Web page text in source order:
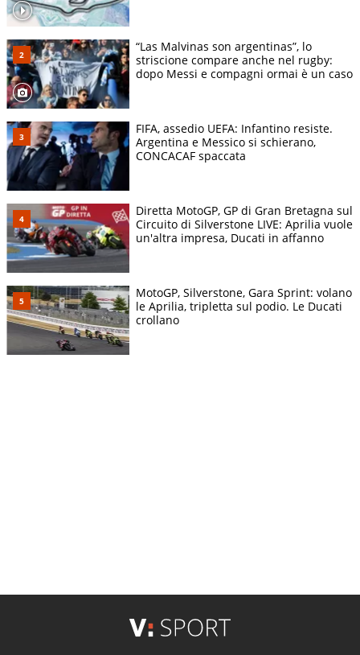
“Las Malvinas son argentinas”, lo
striscione compare anche nel rugby:
dopo Messi e compagni ormai è un caso
FIFA, assedio UEFA: Infantino resiste.
Argentina e Messico si schierano,
CONCACAF spaccata
Diretta MotoGP, GP di Gran Bretagna sul
Circuito di Silverstone LIVE: Aprilia vuole
un'altra impresa, Ducati in affanno
MotoGP, Silverstone, Gara Sprint: volano
le Aprilia, tripletta sul podio. Le Ducati
crollano